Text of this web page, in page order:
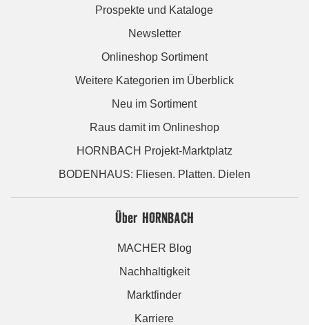
Prospekte und Kataloge
Newsletter
Onlineshop Sortiment
Weitere Kategorien im Überblick
Neu im Sortiment
Raus damit im Onlineshop
HORNBACH Projekt-Marktplatz
BODENHAUS: Fliesen. Platten. Dielen
Über HORNBACH
MACHER Blog
Nachhaltigkeit
Marktfinder
Karriere